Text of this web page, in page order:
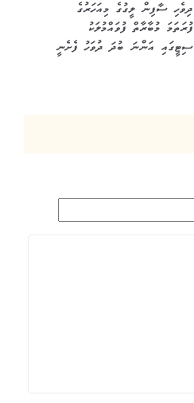
ދިވެހި ސާފިން ލީގުގެ މިއަހަރުގެ
ފުރަތަމަ މުބާރާތް ފުވައްމުލަކު
ސިޓީގައި އަންނަ ބުދަ ދުވަހު ފެށެނީ